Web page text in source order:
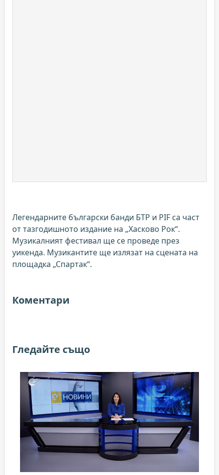
Легендарните български банди БТР и PIF са част
от тазгодишното издание на „Хасково Рок“.
Музикалният фестивал ще се проведе през
уикенда. Музикантите ще излязат на сцената на
площадка „Спартак“.
Коментари
Гледайте също